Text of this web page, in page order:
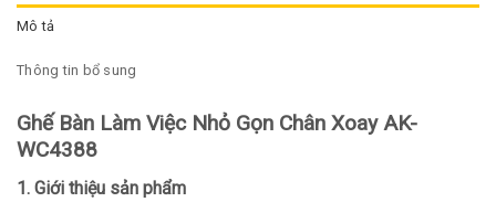
Mô tả
Thông tin bổ sung
Ghế Bàn Làm Việc Nhỏ Gọn Chân Xoay AK-
WC4388
1. Giới thiệu sản phẩm